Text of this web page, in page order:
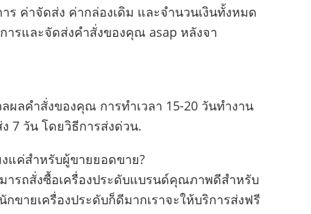
ค่าจัดส่ง ค่ากล่องเดิม และจํานวนเงินทั้งหมด
ารและจัดส่งคําสั่งของคุณ asap หลังจา
ผลคําสั่งของคุณ การทําเวลา 15-20 วันทํางาน
7 วัน โดยวิธีการส่งด่วน.
แค่สําหรับผู้ขายยอดขาย?
ารถสั่งซื้อเครื่องประดับแบรนด์คุณภาพดีสําหรับ
ขายเครื่องประดับก็ดีมากเราจะให้บริการส่งฟรี